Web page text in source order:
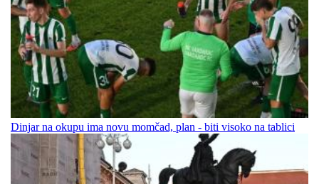
Dinjar na okupu ima novu momčad, plan - biti visoko na tablici